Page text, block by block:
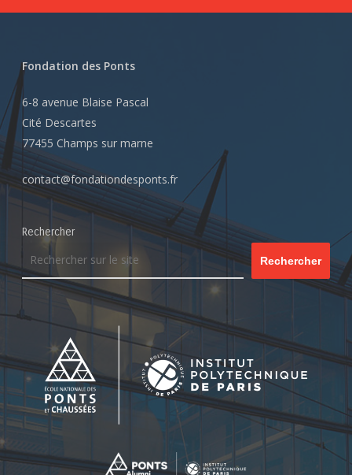
Fondation des Ponts
6-8 avenue Blaise Pascal
Cité Descartes
77455 Champs sur marne
contact@fondationdesponts.fr
Rechercher
Rechercher